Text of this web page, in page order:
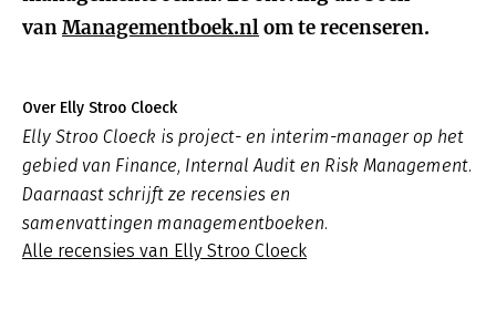
vanManagementboek.nlom te recenseren.
Over Elly Stroo Cloeck
Elly Stroo Cloeck is project- en interim-manager op het
gebied van Finance, Internal Audit en Risk Management.
Daarnaast schrijft ze recensies en
samenvattingen managementboeken.
Alle recensies van Elly Stroo Cloeck